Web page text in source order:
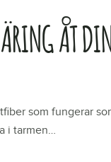
ÅT
som fungerar
i tarmen…